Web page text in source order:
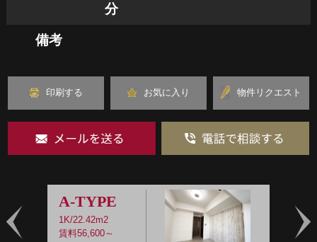
分
備考
印刷する お気に入り 物件リクエスト
A-TYPE
1K/22.42m2
賃料56,600～